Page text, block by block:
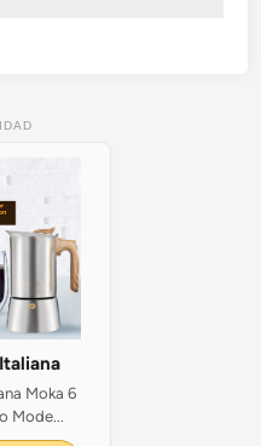
Moka 6
Mode...